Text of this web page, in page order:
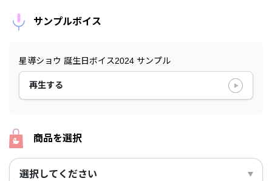
サンプルボイス
星導ショウ 誕生日ボイス2024 サンプル
再生する
商品を選択
選択してください